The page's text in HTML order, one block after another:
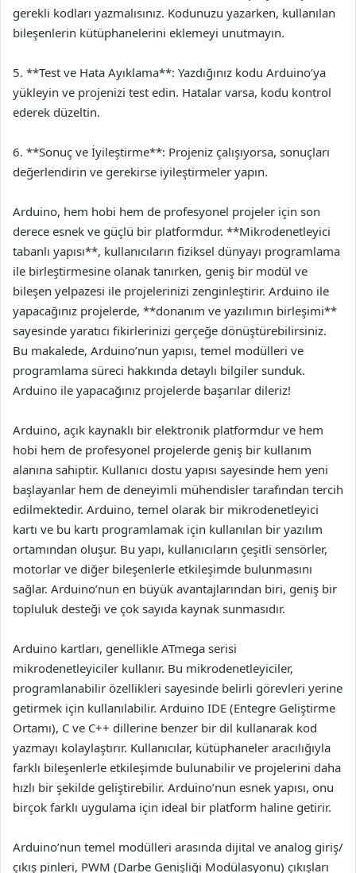
gerekli kodları yazmalısınız. Kodunuzu yazarken, kullanılan
bileşenlerin kütüphanelerini eklemeyi unutmayın.
5. **Test ve Hata Ayıklama**: Yazdığınız kodu Arduino’ya
yükleyin ve projenizi test edin. Hatalar varsa, kodu kontrol
ederek düzeltin.
6. **Sonuç ve İyileştirme**: Projeniz çalışıyorsa, sonuçları
değerlendirin ve gerekirse iyileştirmeler yapın.
Arduino, hem hobi hem de profesyonel projeler için son
derece esnek ve güçlü bir platformdur. **Mikrodenetleyici
tabanlı yapısı**, kullanıcıların fiziksel dünyayı programlama
ile birleştirmesine olanak tanırken, geniş bir modül ve
bileşen yelpazesi ile projelerinizi zenginleştirir. Arduino ile
yapacağınız projelerde, **donanım ve yazılımın birleşimi**
sayesinde yaratıcı fikirlerinizi gerçeğe dönüştürebilirsiniz.
Bu makalede, Arduino’nun yapısı, temel modülleri ve
programlama süreci hakkında detaylı bilgiler sunduk.
Arduino ile yapacağınız projelerde başarılar dileriz!
Arduino, açık kaynaklı bir elektronik platformdur ve hem
hobi hem de profesyonel projelerde geniş bir kullanım
alanına sahiptir. Kullanıcı dostu yapısı sayesinde hem yeni
başlayanlar hem de deneyimli mühendisler tarafından tercih
edilmektedir. Arduino, temel olarak bir mikrodenetleyici
kartı ve bu kartı programlamak için kullanılan bir yazılım
ortamından oluşur. Bu yapı, kullanıcıların çeşitli sensörler,
motorlar ve diğer bileşenlerle etkileşimde bulunmasını
sağlar. Arduino’nun en büyük avantajlarından biri, geniş bir
topluluk desteği ve çok sayıda kaynak sunmasıdır.
Arduino kartları, genellikle ATmega serisi
mikrodenetleyiciler kullanır. Bu mikrodenetleyiciler,
programlanabilir özellikleri sayesinde belirli görevleri yerine
getirmek için kullanılabilir. Arduino IDE (Entegre Geliştirme
Ortamı), C ve C++ dillerine benzer bir dil kullanarak kod
yazmayı kolaylaştırır. Kullanıcılar, kütüphaneler aracılığıyla
farklı bileşenlerle etkileşimde bulunabilir ve projelerini daha
hızlı bir şekilde geliştirebilir. Arduino’nun esnek yapısı, onu
birçok farklı uygulama için ideal bir platform haline getirir.
Arduino’nun temel modülleri arasında dijital ve analog giriş/
çıkış pinleri, PWM (Darbe Genişliği Modülasyonu) çıkışları